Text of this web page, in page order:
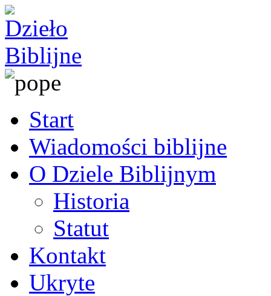
Start
Wiadomości biblijne
O Dziele Biblijnym
Historia
Statut
Kontakt
Ukryte